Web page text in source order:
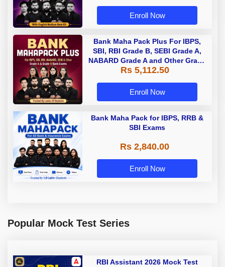
Enroll Now
Bank Maha Pack Plus For IBPS,
SBI, RBI Grade B, SEBI Grade A,
NABARD Grade A and Other Grade
A & Grade B Bank Exams
Rs 5,112.50
Enroll Now
Bank Maha Pack for IBPS, RRB &
SBI Exams
Rs 2,840.00
Enroll Now
Popular Mock Test Series
RBI Assistant 2026 Mock Test